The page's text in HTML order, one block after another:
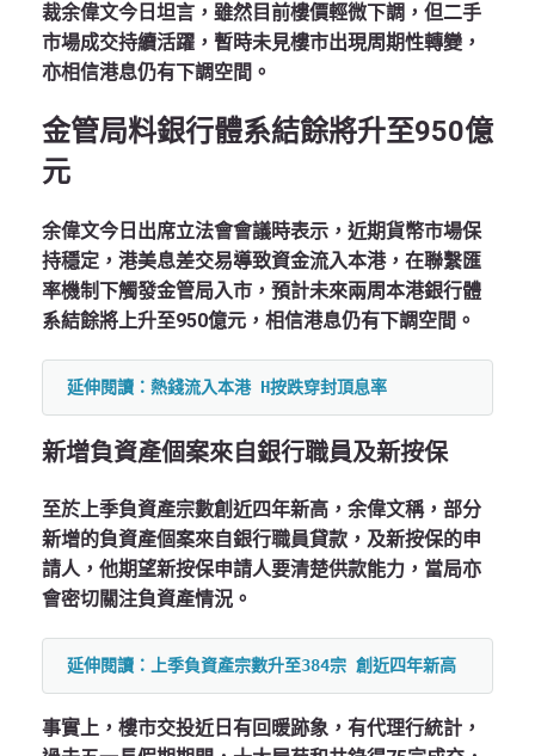
裁余偉文今日坦言，雖然目前樓價輕微下調，但二手
市場成交持續活躍，暫時未見樓市出現周期性轉變，
亦相信港息仍有下調空間。
金管局料銀行體系結餘將升至950億
元
余偉文今日出席立法會會議時表示，近期貨幣市場保
持穩定，港美息差交易導致資金流入本港，在聯繫匯
率機制下觸發金管局入市，預計未來兩周本港銀行體
系結餘將上升至950億元，相信港息仍有下調空間。
延伸閱讀：熱錢流入本港 H按跌穿封頂息率
新增負資產個案來自銀行職員及新按保
至於上季負資產宗數創近四年新高，余偉文稱，部分
新增的負資產個案來自銀行職員貸款，及新按保的申
請人，他期望新按保申請人要清楚供款能力，當局亦
會密切關注負資產情況。
延伸閱讀：上季負資產宗數升至384宗 創近四年新高
事實上，樓市交投近日有回暖跡象，有代理行統計，